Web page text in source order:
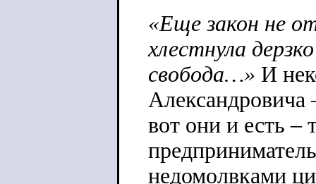
«Еще закон не
хлестнула
свобода…» И
Александровича
вот они и есть –
недомолвками